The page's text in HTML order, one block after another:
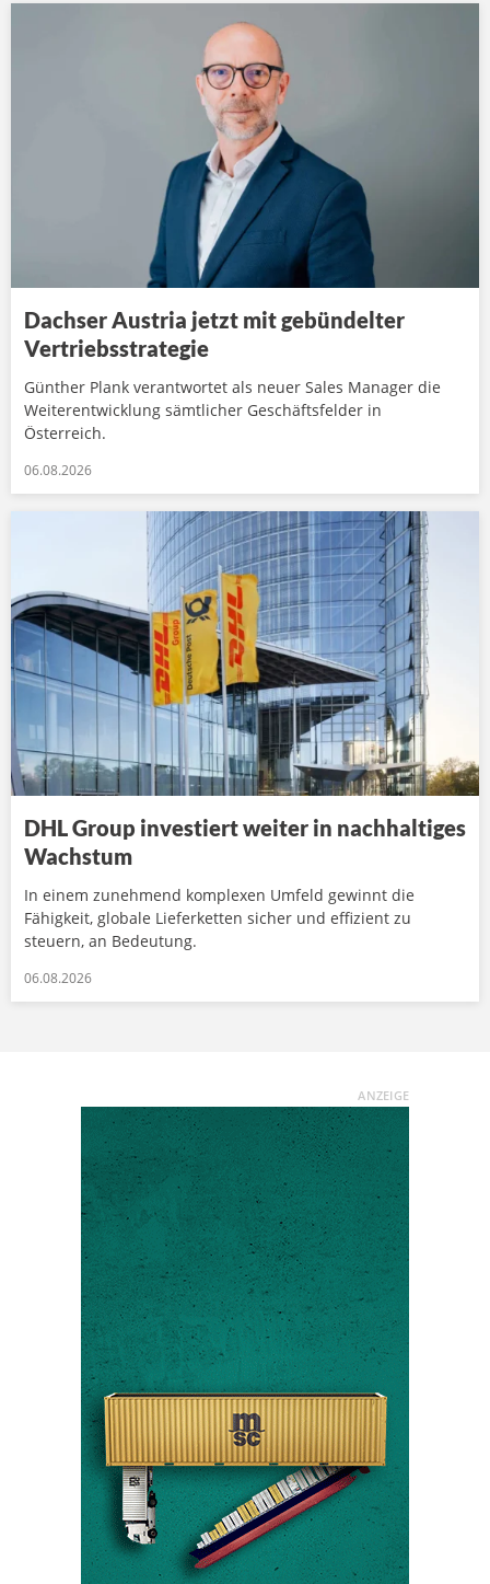
Dachser Austria jetzt mit gebündelter
Vertriebsstrategie
Günther Plank verantwortet als neuer Sales Manager die
Weiterentwicklung sämtlicher Geschäftsfelder in
Österreich.
06.08.2026
DHL Group investiert weiter in nachhaltiges
Wachstum
In einem zunehmend komplexen Umfeld gewinnt die
Fähigkeit, globale Lieferketten sicher und effizient zu
steuern, an Bedeutung.
06.08.2026
ANZEIGE